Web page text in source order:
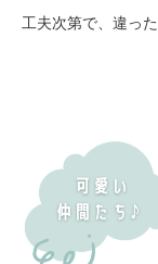
工夫次第で、違っ